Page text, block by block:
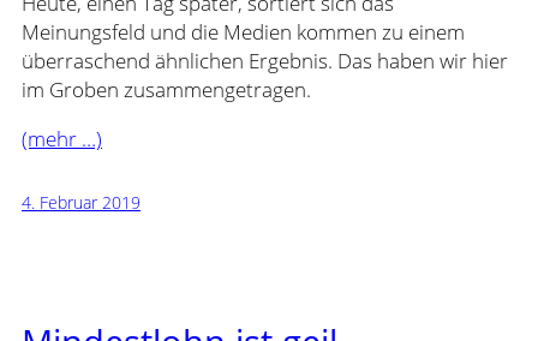
Meinungsfeld und die Medien kommen zu einem
überraschend ähnlichen Ergebnis. Das haben wir hier
im Groben zusammengetragen.
(mehr …)
4. Februar 2019